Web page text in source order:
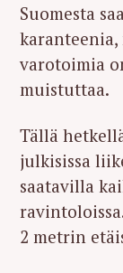
Suomesta
varotoimia
muistuttaa.
Tällä
julkisissa
saatavilla
2 metrin